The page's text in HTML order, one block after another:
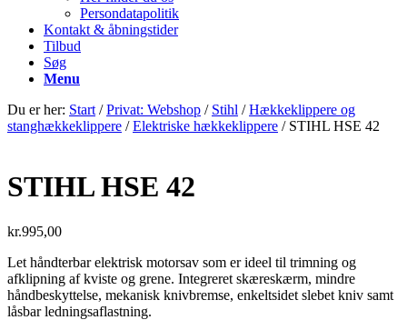
Persondatapolitik
Kontakt & åbningstider
Tilbud
Søg
Menu
Du er her: Start / Privat: Webshop / Stihl / Hækkeklippere og
stanghækkeklippere / Elektriske hækkeklippere / STIHL HSE 42
STIHL HSE 42
kr.995,00
Let håndterbar elektrisk motorsav som er ideel til trimning og
afklipning af kviste og grene. Integreret skæreskærm, mindre
håndbeskyttelse, mekanisk knivbremse, enkeltsidet slebet kniv samt
låsbar ledningsaflastning.